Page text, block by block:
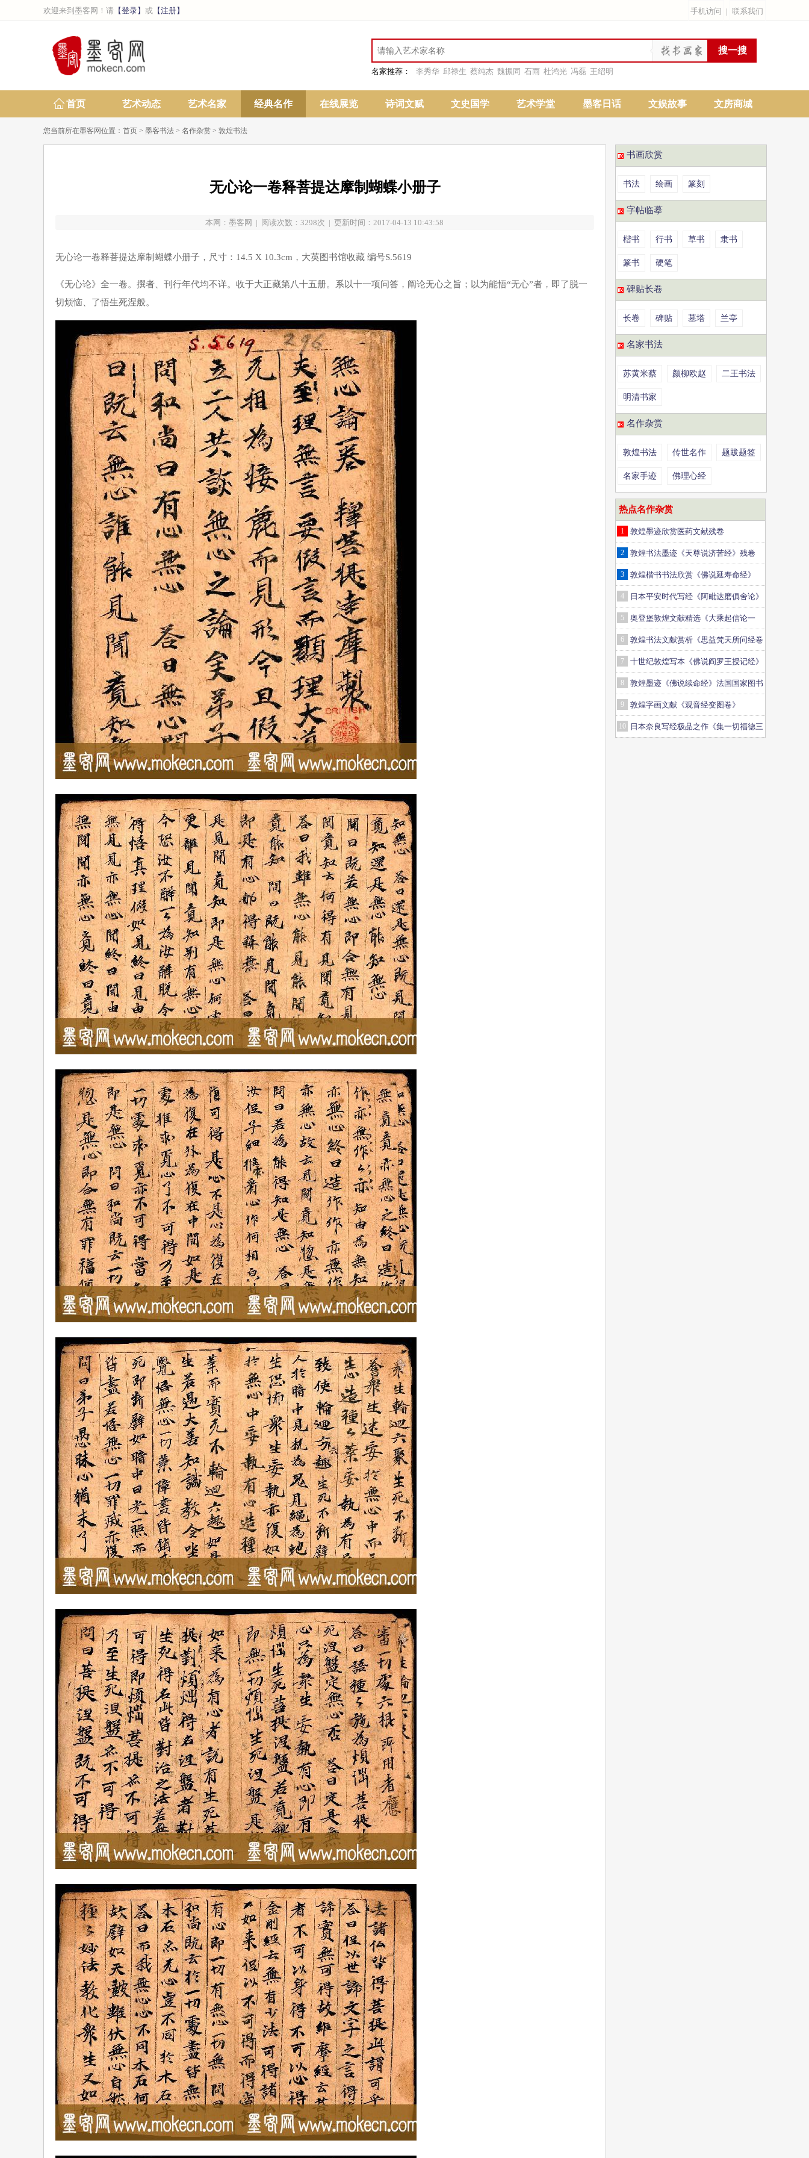
欢迎来到墨客网！请 【登录】 或 【注册】 手机访问 | 联系我们
名家推荐： 李秀华 邱禄生 蔡纯杰 魏振同 石雨 杜鸿光 冯磊 王绍明
首页 艺术动态 艺术名家 经典名作 在线展览 诗词文赋 文史国学 艺术学堂 墨客日话 文娱故事 文房商城
您当前所在墨客网位置： 首页 > 墨客书法 > 名作杂赏 > 敦煌书法
无心论一卷释菩提达摩制蝴蝶小册子
本网：墨客网 | 阅读次数：3298次 | 更新时间：2017-04-13 10:43:58
无心论一卷释菩提达摩制蝴蝶小册子，尺寸：14.5 X 10.3cm，大英图书馆收藏 编号S.5619
《无心论》全一卷。撰者、刊行年代均不详。收于大正藏第八十五册。系以十一项问答，阐论无心之旨；以为能悟“无心”者，即了脱一
切烦恼、了悟生死涅般。
书画欣赏
书法 绘画 篆刻
字帖临摹
楷书 行书 草书 隶书
篆书 硬笔
碑贴长卷
长卷 碑贴 墓塔 兰亭
名家书法
苏黄米蔡 颜柳欧赵 二王书法
明清书家
名作杂赏
敦煌书法 传世名作 题跋题签
名家手迹 佛理心经
热点名作杂赏
1 敦煌墨迹欣赏医药文献残卷
2 敦煌书法墨迹《天尊说济苦经》残卷
3 敦煌楷书书法欣赏《佛说延寿命经》
4 日本平安时代写经《阿毗达磨俱舍论》
美国克利夫兰美术馆藏
5 奥登堡敦煌文献精选《大乘起信论一
卷》俄罗斯科学院藏
6 敦煌书法文献赏析《思益梵天所问经卷
第三》俄藏
7 十世纪敦煌写本《佛说阎罗王授记经》
法国馆藏
8 敦煌墨迹《佛说续命经》法国国家图书
馆藏
9 敦煌字画文献《观音经变图卷》
10 日本奈良写经极品之作《集一切福德三